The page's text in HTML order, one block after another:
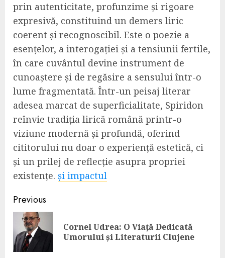
prin autenticitate, profunzime și rigoare
expresivă, constituind un demers liric
coerent și recognoscibil. Este o poezie a
esențelor, a interogației și a tensiunii fertile,
în care cuvântul devine instrument de
cunoaștere și de regăsire a sensului într-o
lume fragmentată. Într-un peisaj literar
adesea marcat de superficialitate, Spiridon
reînvie tradiția lirică română printr-o
viziune modernă și profundă, oferind
cititorului nu doar o experiență estetică, ci
și un prilej de reflecție asupra propriei
existențe. și impactul
Continue
Reading
Previous
Cornel Udrea: O Viață Dedicată
Umorului și Literaturii Clujene